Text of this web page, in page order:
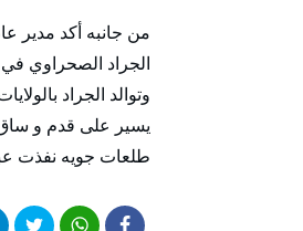
من جانبه أكد مدير
الجراد الصحراوي
وتوالد الجراد
يسير على قدم و
طلعات جويه نفذت